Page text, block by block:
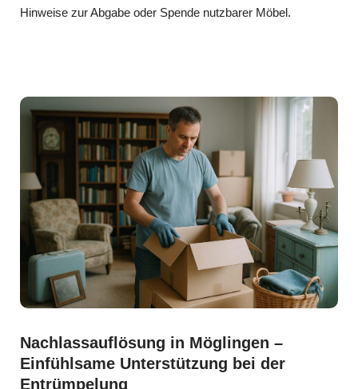
Hinweise zur Abgabe oder Spende nutzbarer Möbel.
Nachlassauflösung in Möglingen –
Einfühlsame Unterstützung bei der
Entrümpelung